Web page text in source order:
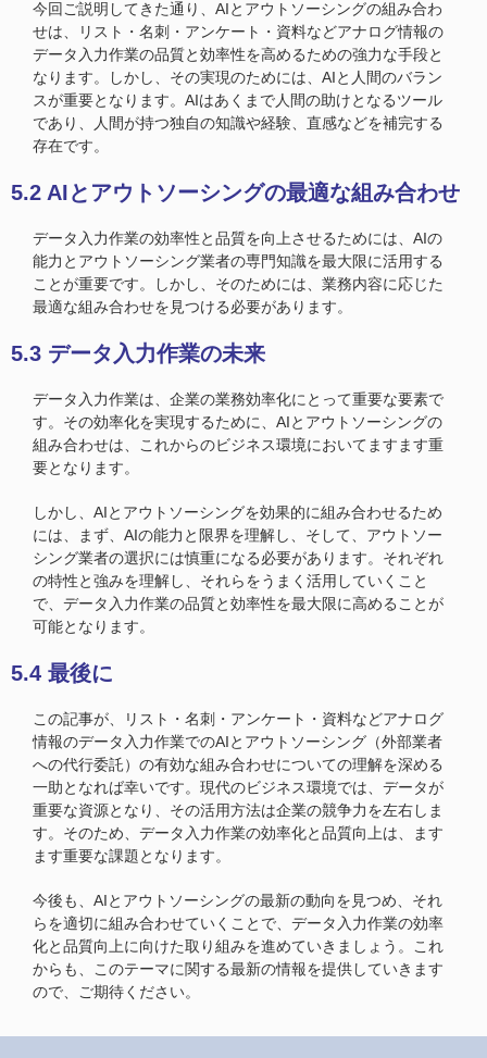
今回ご説明してきた通り、AIとアウトソーシングの組み合わ
せは、リスト・名刺・アンケート・資料などアナログ情報の
データ入力作業の品質と効率性を高めるための強力な手段と
なります。しかし、その実現のためには、AIと人間のバラン
スが重要となります。AIはあくまで人間の助けとなるツール
であり、人間が持つ独自の知識や経験、直感などを補完する
存在です。
5.2 AIとアウトソーシングの最適な組み合わせ
データ入力作業の効率性と品質を向上させるためには、AIの
能力とアウトソーシング業者の専門知識を最大限に活用する
ことが重要です。しかし、そのためには、業務内容に応じた
最適な組み合わせを見つける必要があります。
5.3 データ入力作業の未来
データ入力作業は、企業の業務効率化にとって重要な要素で
す。その効率化を実現するために、AIとアウトソーシングの
組み合わせは、これからのビジネス環境においてますます重
要となります。
しかし、AIとアウトソーシングを効果的に組み合わせるため
には、まず、AIの能力と限界を理解し、そして、アウトソー
シング業者の選択には慎重になる必要があります。それぞれ
の特性と強みを理解し、それらをうまく活用していくこと
で、データ入力作業の品質と効率性を最大限に高めることが
可能となります。
5.4 最後に
この記事が、リスト・名刺・アンケート・資料などアナログ
情報のデータ入力作業でのAIとアウトソーシング（外部業者
への代行委託）の有効な組み合わせについての理解を深める
一助となれば幸いです。現代のビジネス環境では、データが
重要な資源となり、その活用方法は企業の競争力を左右しま
す。そのため、データ入力作業の効率化と品質向上は、ます
ます重要な課題となります。
今後も、AIとアウトソーシングの最新の動向を見つめ、それ
らを適切に組み合わせていくことで、データ入力作業の効率
化と品質向上に向けた取り組みを進めていきましょう。これ
からも、このテーマに関する最新の情報を提供していきます
ので、ご期待ください。